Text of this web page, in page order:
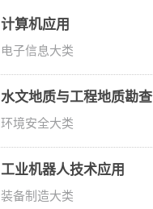
计算机应用
电子信息大类
水文地质与工程地质勘查
环境安全大类
工业机器人技术应用
装备制造大类